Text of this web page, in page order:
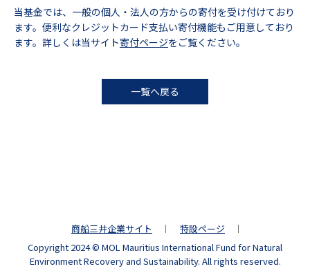
当基金では、一般の個人・法人の方からの寄付を受け付けており
ます。便利なクレジットカード支払い寄付機能もご用意しており
ます。詳しくは当サイト寄付ページをご覧ください。
一覧へ戻る
商船三井企業サイト
特設ページ
Copyright 2024 © MOL Mauritius International Fund for Natural
Environment Recovery and Sustainability. All rights reserved.